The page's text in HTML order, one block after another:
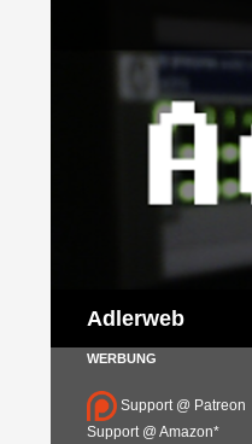
Adlerweb
WERBUNG
Support @ Patreon
Support @ Amazon*